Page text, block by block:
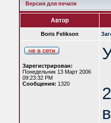
Версия для печати
Автор
Boris Felikson
Зарегистрирован:
Понедельник 13 Март 2006
09:23:32 PM
Сообщения: 1320